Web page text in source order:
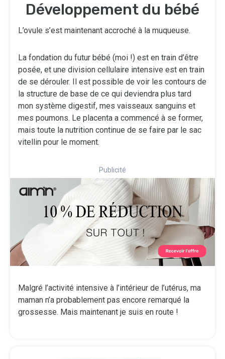
Développement du bébé
L’ovule s’est maintenant accroché à la muqueuse.
La fondation du futur bébé (moi !) est en train d’être
posée, et une division cellulaire intensive est en train
de se dérouler. Il est possible de voir les contours de
la structure de base de ce qui deviendra plus tard
mon système digestif, mes vaisseaux sanguins et
mes poumons. Le placenta a commencé à se former,
mais toute la nutrition continue de se faire par le sac
vitellin pour le moment.
Publicité
Malgré l’activité intensive à l’intérieur de l’utérus, ma
maman n’a probablement pas encore remarqué la
grossesse. Mais maintenant je suis en route !